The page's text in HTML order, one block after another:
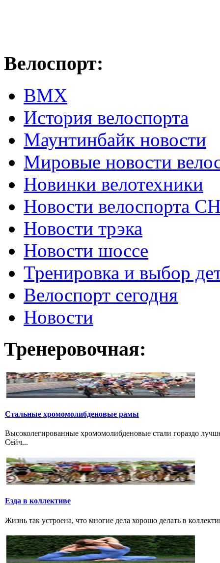
Велоспорт:
ВМХ
История велоспорта
Маунтинбайк новости
Мировые новости
Новинки велотехники
Новости велоспорта
Новости трэка
Новости шоссе
Тренировка и выбор
Велоспорт сегодня
Новости
Тренеровочная:
Стальные хромомолибденовые рамы
Высоколегированные хромомолибденовые стали гораздо
Сейч...
Езда в коллективе
Жизнь так устроена, что многие дела хорошо делать в